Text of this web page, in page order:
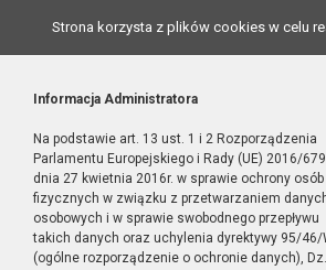
Strona korzysta z plików cookies w celu
Informacja Administratora
Na podstawie art. 13 ust. 1 i 2 Rozporządzenia
Parlamentu Europejskiego i Rady (UE) 2016/
dnia 27 kwietnia 2016r. w sprawie ochrony osób
fizycznych w związku z przetwarzaniem
osobowych i w sprawie swobodnego przepływu
takich danych oraz uchylenia dyrektywy 95/46/
(ogólne rozporządzenie o ochronie danych),